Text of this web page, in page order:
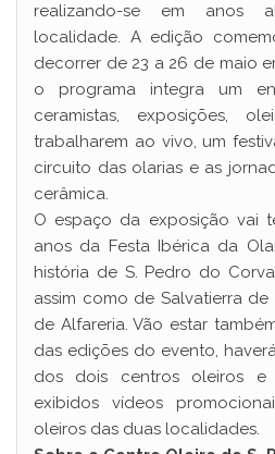
realizando-se em anos
localidade. A edição
decorrer de 23 a 26 de maio
o programa integra um
ceramistas, exposições,
trabalharem ao vivo, um
circuito das olarias e as
cerâmica.
O espaço da exposição vai
anos da Festa Ibérica da
história de S. Pedro do
assim como de Salvatierra
de Alfareria. Vão estar
das edições do evento,
dos dois centros oleiros
exibidos vídeos
oleiros das duas localidades.